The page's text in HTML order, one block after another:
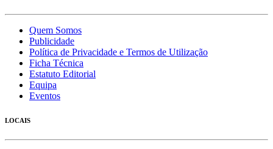
Quem Somos
Publicidade
Política de Privacidade e Termos de Utilização
Ficha Técnica
Estatuto Editorial
Equipa
Eventos
LOCAIS